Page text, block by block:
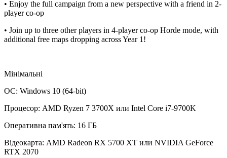
• Enjoy the full campaign from a new perspective with a friend in 2-
player co-op
• Join up to three other players in 4-player co-op Horde mode, with
additional free maps dropping across Year 1!
Мінімальні
ОС: Windows 10 (64-bit)
Процесор: AMD Ryzen 7 3700X или Intel Core i7-9700K
Оперативна пам'ять: 16 ГБ
Відеокарта: AMD Radeon RX 5700 XT или NVIDIA GeForce
RTX 2070